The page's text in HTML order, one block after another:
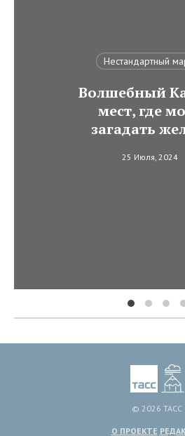
Нестандартный
Волшебный
мест, где
загадать
25 Июля, 2024
© 2026 ТАСС
О ПРОЕКТЕ